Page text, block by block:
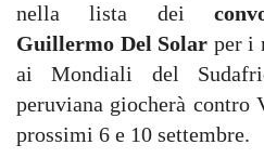
nella lista dei
Guillermo Del Solar per i
ai Mondiali del
peruviana giocherà contro
prossimi 6 e 10 settembre.